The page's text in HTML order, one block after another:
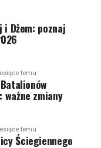
i Dżem: poznaj
temu
ważne zmiany
temu
Ściegiennego